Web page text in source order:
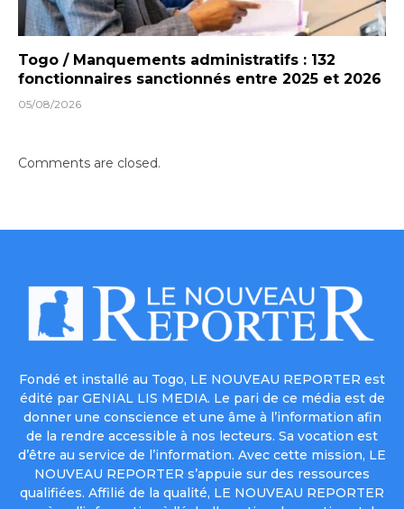
Togo / Manquements administratifs : 132
fonctionnaires sanctionnés entre 2025 et 2026
05/08/2026
Comments are closed.
Fondé et installé au Togo, LE NOUVEAU REPORTER est
édité par GENIAL LIS MEDIA. Le pari de ce média est de
donner une conscience et une âme à l’information afin
de la rendre accessible à nos lecteurs. Sa vocation est
d’être au service de l’information. Avec cette mission, LE
NOUVEAU REPORTER s’appuie sur des ressources
qualifiées. Affilié de la qualité, LE NOUVEAU REPORTER